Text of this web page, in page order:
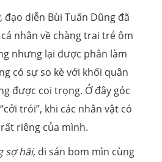
, đạo diễn Bùi Tuấn Dũng đã
nhân về chàng trai trẻ ôm
nhưng lại được phân làm
có sự so kè với khối quân
được coi trọng. Ở đây góc
trói”, khi các nhân vật có
riêng của mình.
sợ hãi, di sản bom mìn cùng